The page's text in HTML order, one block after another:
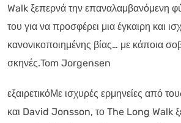
Walk ξεπερνά την επαναλαμβανόμενη
του για να προσφέρει μια έγκαιρη και
κανονικοποιημένης βίας… με κάποια
σκηνές.Tom Jorgensen
εξαιρετικόΜε ισχυρές ερμηνείες από
και David Jonsson, το The Long Walk